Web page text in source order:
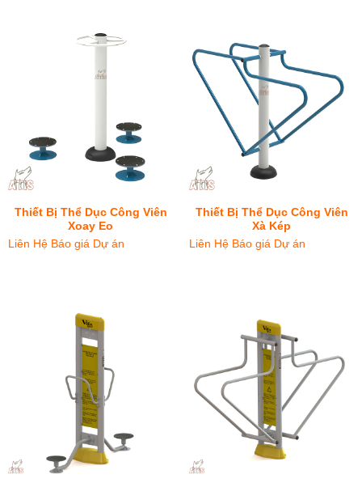
Thiết Bị Thể Dục Công Viên
Xoay Eo
Liên Hệ Báo giá Dự án
Thiết Bị Thể Dục Công Viên
Xà Kép
Liên Hệ Báo giá Dự án